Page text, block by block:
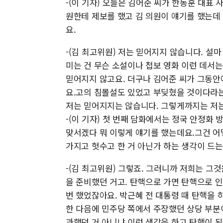
원한테 제보를 했고 김 의원이 얘기를 했는
요.
-(김 최고위원) 저는 믿어지지 않습니다. 설
미는 건 무슨 소설이나 첩보 영화 이런 데서
믿어지지 않고요. 더구나 김어준 씨가 그동
요.고의 침몰설도 있었고 부딪혔을 것이다
저는 믿어지지는 않습니다. 그렇게까지는 저
-(이 기자) 첫 번째 담화에서는 정국 안정화
맞서겠다 뭐 이렇게 얘기를 했는데요.그건
가지고 헛수고 한 거 아닌가 하는 생각이 드
-(김 최고위원) 그렇죠. 그러니까 저희는 그
을 준비했던 거고. 탄핵으로 가면 탄핵으로
번 했었잖아요. 박근혜 전 대통령 때 탄핵을
한 다음에 민주당 쪽에서 주장했던 상당 부